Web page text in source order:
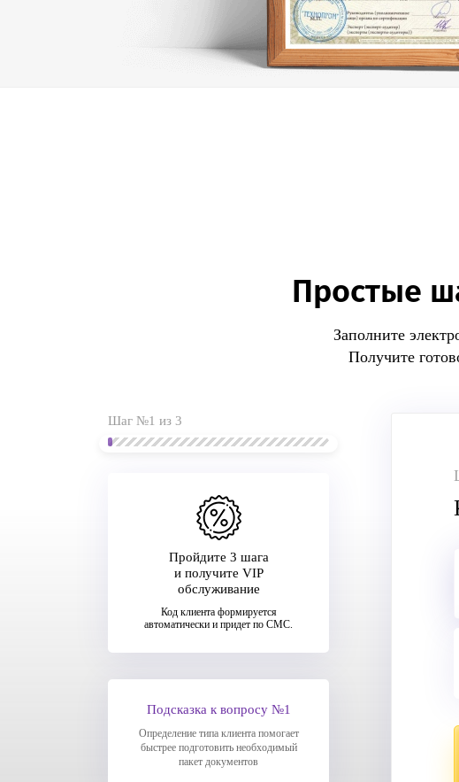
Простые
Заполните
Получите
Шаг №1 из 3
Пройдите 3 шага
и получите VIP
обслуживание
Код клиента формируется
автоматически и придет по СМС.
Подсказка к вопросу №1
Определение типа клиента помогает
быстрее подготовить необходимый
пакет документов